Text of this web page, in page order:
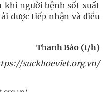
khi người bệnh sốt xuất
được tiếp nhận và điều
Thanh Bảo (t/h)
suckhoeviet.org.vn/